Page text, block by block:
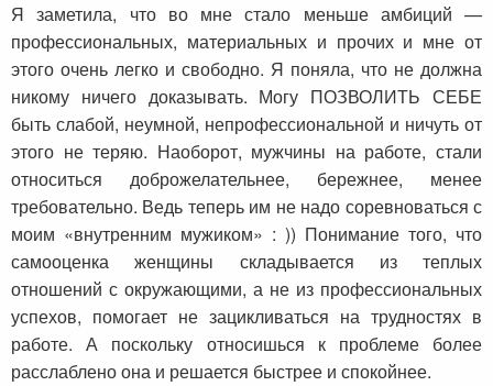
Я заметила, что во мне стало меньше амбиций —
профессиональных, материальных и прочих и мне от
этого очень легко и свободно. Я поняла, что не должна
никому ничего доказывать. Могу ПОЗВОЛИТЬ СЕБЕ
быть слабой, неумной, непрофессиональной и ничуть от
этого не теряю. Наоборот, мужчины на работе, стали
относиться доброжелательнее, бережнее, менее
требовательно. Ведь теперь им не надо соревноваться с
моим «внутренним мужиком» : )) Понимание того, что
самооценка женщины складывается из теплых
отношений с окружающими, а не из профессиональных
успехов, помогает не зацикливаться на трудностях в
работе. А поскольку относишься к проблеме более
расслаблено она и решается быстрее и спокойнее.